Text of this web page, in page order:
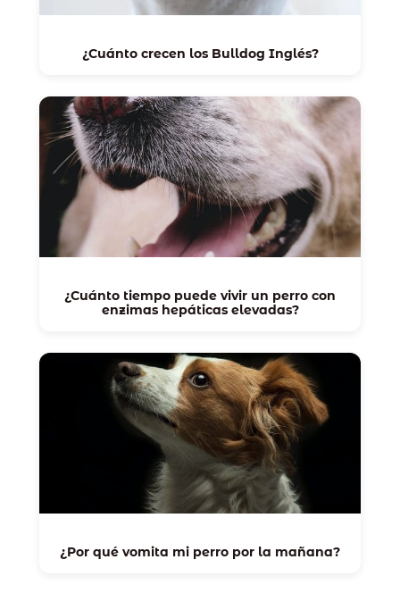
¿Cuánto crecen los Bulldog Inglés?
¿Cuánto tiempo puede vivir un perro con
enzimas hepáticas elevadas?
¿Por qué vomita mi perro por la mañana?